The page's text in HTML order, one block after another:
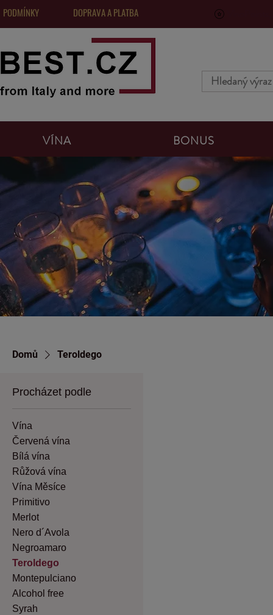
DOPRAVA A PLATBA
VÍNA BONUS
Domů Teroldego
Procházet podle
Vína
Červená vína
Bílá vína
Růžová vína
Vína Měsíce
Primitivo
Merlot
Nero d´Avola
Negroamaro
Teroldego
Montepulciano
Alcohol free
Syrah